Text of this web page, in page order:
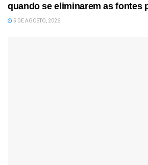
quando se eliminarem as fontes
5 DE AGOSTO, 2026